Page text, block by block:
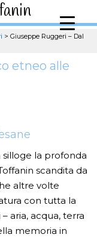
> Giuseppe Ruggeri – Dal
etneo alle
la profonda
scandita da
altre volte
con tutta la
aria, acqua, terra
memoria in